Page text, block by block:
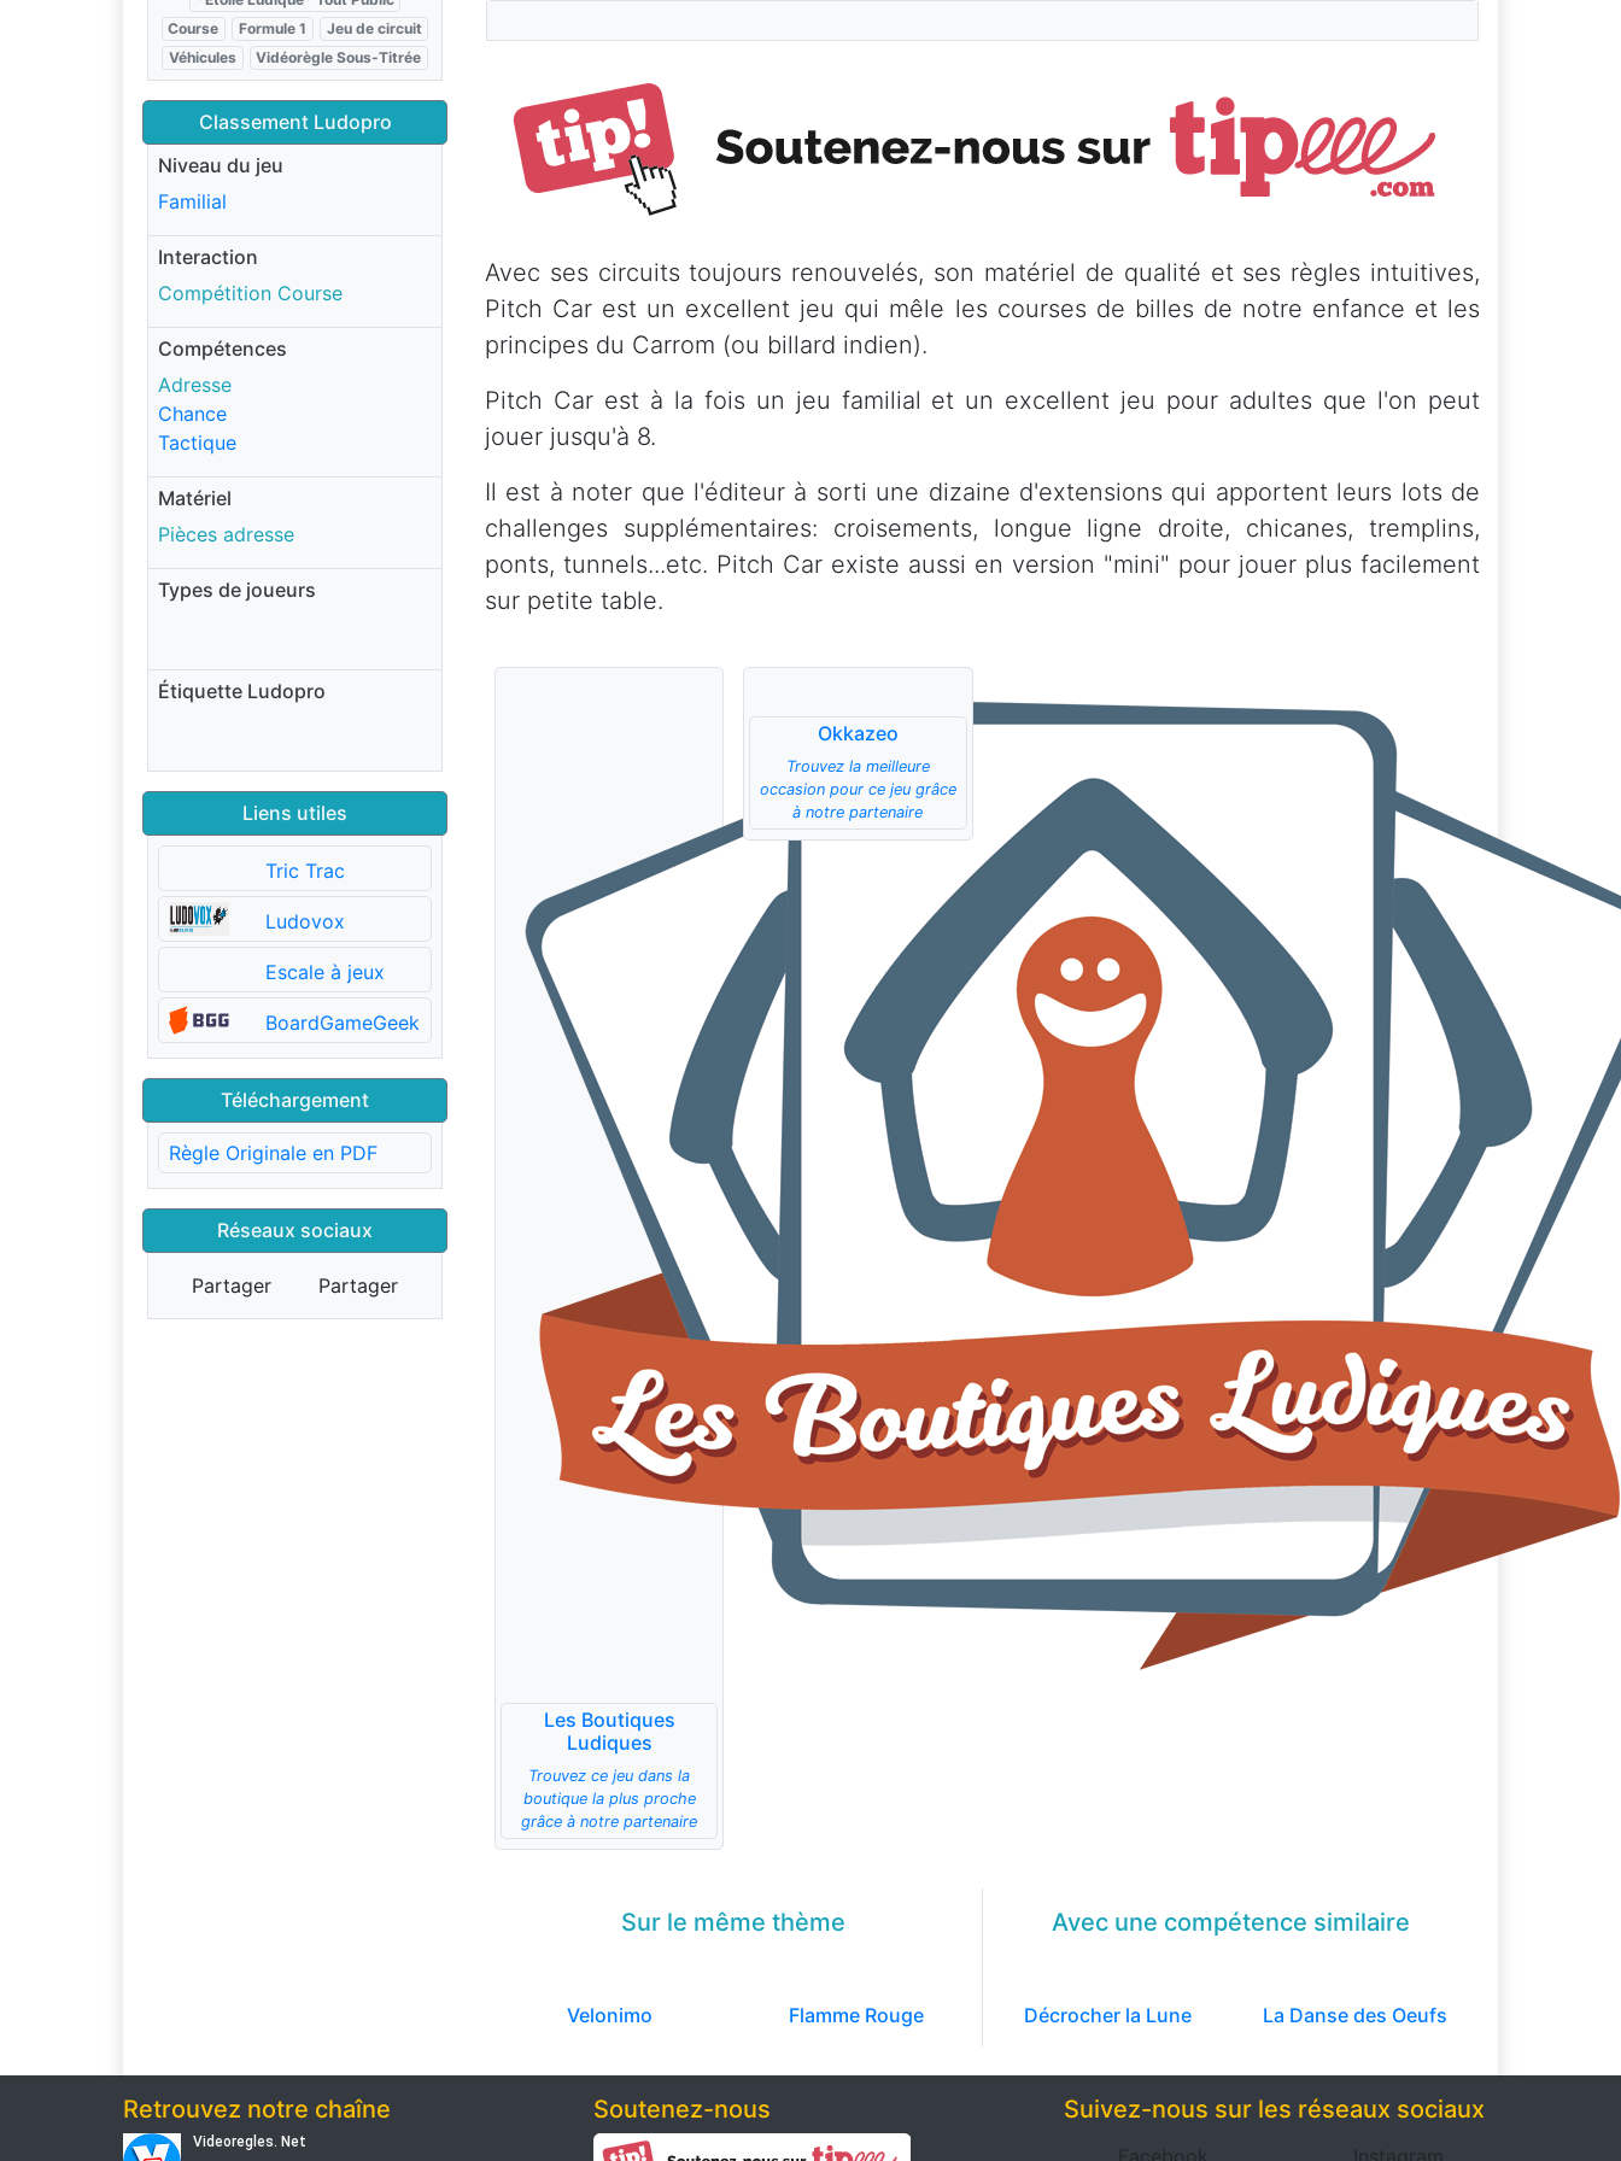
Course
Formule 1
Jeu de circuit
Véhicules
Vidéorègle Sous-Titrée
Classement Ludopro
Niveau du jeu
Familial
Interaction
Compétition Course
Compétences
Adresse
Chance
Tactique
Matériel
Pièces adresse
Types de joueurs
Étiquette Ludopro
Liens utiles
Tric Trac
Ludovox
Escale à jeux
BoardGameGeek
Téléchargement
Règle Originale en PDF
Réseaux sociaux
Partager Partager
Avec ses circuits toujours renouvelés, son matériel de qualité et ses règles intuitives,
Pitch Car est un excellent jeu qui mêle les courses de billes de notre enfance et les
principes du Carrom (ou billard indien).
Pitch Car est à la fois un jeu familial et un excellent jeu pour adultes que l'on peut
jouer jusqu'à 8.
Il est à noter que l'éditeur à sorti une dizaine d'extensions qui apportent leurs lots de
challenges supplémentaires: croisements, longue ligne droite, chicanes, tremplins,
ponts, tunnels...etc. Pitch Car existe aussi en version "mini" pour jouer plus facilement
sur petite table.
Les Boutiques
Ludiques
Trouvez ce jeu dans la
boutique la plus proche
grâce à notre partenaire
Okkazeo
Trouvez la meilleure
occasion pour ce jeu grâce
à notre partenaire
Sur le même thème
Velonimo Flamme Rouge
Avec une compétence similaire
Décrocher la Lune La Danse des Oeufs
Retrouvez notre chaîne Soutenez-nous Suivez-nous sur les réseaux sociaux